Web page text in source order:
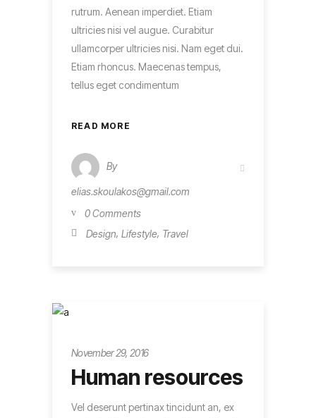
rutrum. Aenean imperdiet. Etiam
ultricies nisi vel augue. Curabitur
ullamcorper ultricies nisi. Nam eget dui.
Etiam rhoncus. Maecenas tempus,
tellus eget condimentum
READ MORE
By
elias.skoulakos@gmail.com
0 Comments
Design, Lifestyle, Travel
November 29, 2016
Human resources
Vel deserunt pertinax tincidunt an, ex